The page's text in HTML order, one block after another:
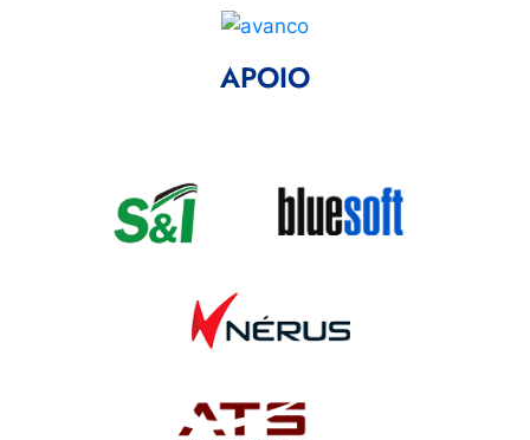
APOIO